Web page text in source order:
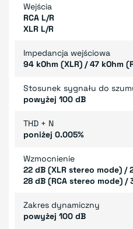
Wejścia
RCA L/R
XLR L/R
Impedancja wejściowa
94 kOhm (XLR) / 47 kOhm
Stosunek sygnału do
powyżej 100 dB
THD + N
poniżej 0.005%
Wzmocnienie
22 dB (XLR stereo mode) /
28 dB (RCA stereo mode) /
Zakres dynamiczny
powyżej 100 dB